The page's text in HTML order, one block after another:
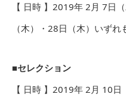
【 日時 】2019年 2月 7日
（木）・28日（木）いず
■セレクション
【 日時 】2019年 2月 10